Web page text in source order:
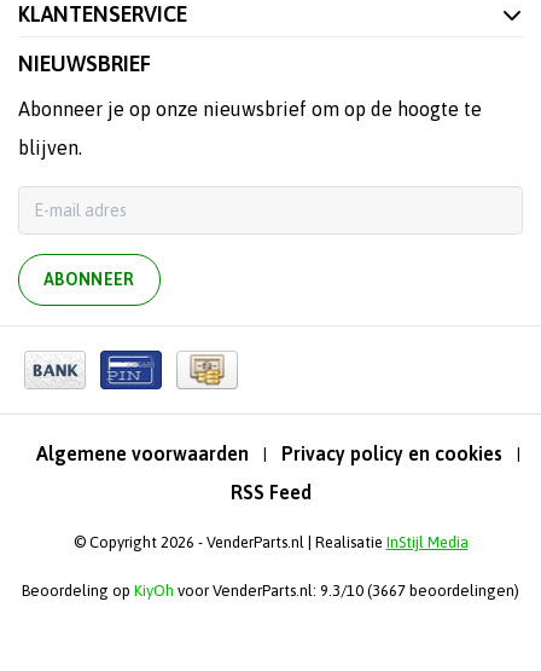
KLANTENSERVICE
NIEUWSBRIEF
Abonneer je op onze nieuwsbrief om op de hoogte te
blijven.
ABONNEER
Algemene voorwaarden | Privacy policy en cookies |
RSS Feed
© Copyright 2026 - VenderParts.nl | Realisatie InStijl Media
Beoordeling op KiyOh voor VenderParts.nl: 9.3/10 (3667 beoordelingen)